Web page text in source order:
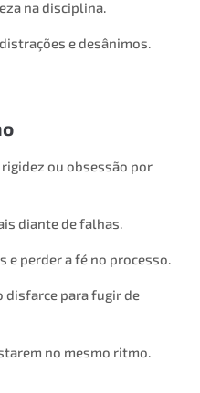
na disciplina.
e desânimos.
ou obsessão por
diante de falhas.
e perder a fé no processo.
disfarce para fugir de
no mesmo ritmo.